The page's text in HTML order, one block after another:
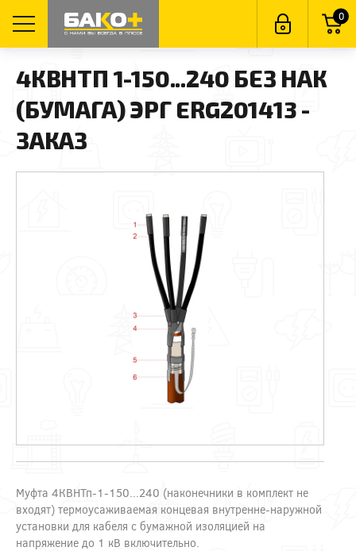
0
4КВНТП 1-150...240 БЕЗ НАК
(БУМАГА) ЭРГ ERG201413 -
ЗАКАЗ
Муфта 4КВНТп-1-150...240 (наконечники в комплект не
входят) термоусаживаемая концевая внутренне-наружной
установки для кабеля с бумажной изоляцией на
напряжение до 1 кВ включительно.